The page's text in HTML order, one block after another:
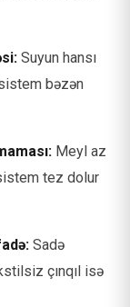
Suyun hansı
bəzən
Meyl az
tez dolur
Sadə
çınqıl isə